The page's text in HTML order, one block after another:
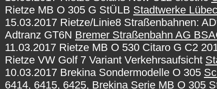
Rietze MB O 305 G StÜLB Stadtwerke
15.03.2017 Rietze/Linie8 Straßenbahnen:
Adtranz GT6N Bremer Straßenbahn AG
11.03.2017 Rietze MB O 530 Citaro G C2
Rietze VW Golf 7 Variant Verkehrsaufsicht
10.03.2017 Brekina Sondermodelle O 305
6414, 6415, 6425, Brekina Serie MB O 305